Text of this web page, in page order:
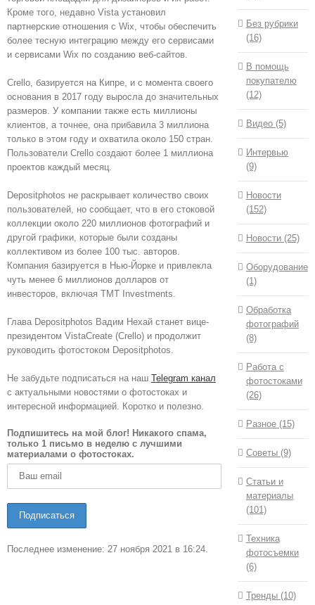
Кроме того, недавно Vista установил
партнерские отношения с Wix, чтобы обеспечить
более тесную интеграцию между его сервисами
и сервисами Wix по созданию веб-сайтов.
Crello, базируется на Кипре, и с момента своего
основания в 2017 году выросла до значительных
размеров. У компании также есть миллионы
клиентов, а точнее, она прибавила 3 ​​миллиона
только в этом году и охватила около 150 стран.
Пользователи Crello создают более 1 миллиона
проектов каждый месяц.
Depositphotos не раскрывает количество своих
пользователей, но сообщает, что в его стоковой
коллекции около 220 миллионов фотографий и
другой графики, которые были созданы
коллективом из более 100 тыс. авторов.
Компания базируется в Нью-Йорке и привлекла
чуть менее 6 миллионов долларов от
инвесторов, включая TMT Investments.
Глава Depositphotos Вадим Нехай станет вице-
президентом VistaCreate (Crello) и продолжит
руководить фотостоком Depositphotos.
Не забудьте подписаться на наш Telegram канал
с актуальными новостями о фотостоках и
интересной информацией. Коротко и полезно.
Подпишитесь на мой блог! Никакого спама,
только 1 письмо в неделю с лучшими
материалами о фотостоках.
Последнее изменение: 27 ноября 2021 в 16:24.
Без рубрики
(16)
В помощь
покупателю
(12)
Видео (5)
Интервью
(9)
Новости
(152)
Новости (25)
Оборудование
(1)
Обработка
фотографий
(8)
Работа с
фотостоками
(26)
Разное (15)
Советы (9)
Статьи и
материалы
(101)
Техника
фотосъемки
(6)
Тренды (10)